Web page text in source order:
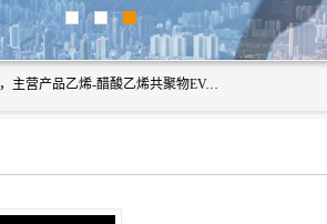
东莞市恒屹国际贸易有限公司（简称：恒屹国际）是一家石化原料综合营销服务商，主营产品乙烯-醋酸乙烯共聚物EVA、聚酰胺PA（尼龙）、醚酯型热塑弹性体TPEE等，公司秉承以市场为导向的战略思想，致力于大宗石化原料在中国市场的营销服务业务，为客户提供一站式的全面服务。